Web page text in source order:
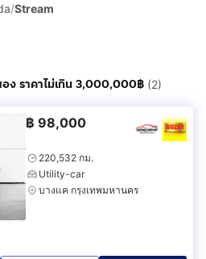
/Stream
ง ราคาไม่เกิน 3,000,000฿ (2)
฿ 98,000
220,532 กม.
Utility-car
บางแค กรุงเทพมหานคร